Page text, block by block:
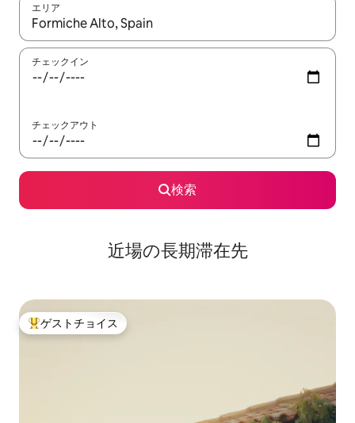
エリア
検索結果が表示されたら、上下の矢印キーを使って移動するか
チェックイン
チェックアウト
検索
近場の長期滞在先
大好評のゲストチョイスです。
ゲストチョイス